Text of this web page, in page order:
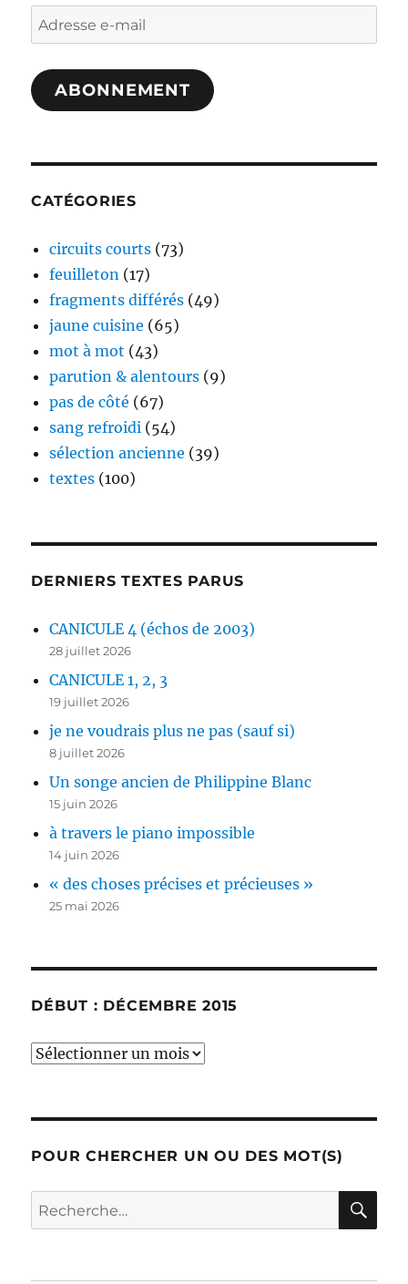
Adresse
e-
mail
ABONNEMENT
CATÉGORIES
circuits courts (73)
feuilleton (17)
fragments différés (49)
jaune cuisine (65)
mot à mot (43)
parution & alentours (9)
pas de côté (67)
sang refroidi (54)
sélection ancienne (39)
textes (100)
DERNIERS TEXTES PARUS
CANICULE 4 (échos de 2003)
28 juillet 2026
CANICULE 1, 2, 3
19 juillet 2026
je ne voudrais plus ne pas (sauf si)
8 juillet 2026
Un songe ancien de Philippine Blanc
15 juin 2026
à travers le piano impossible
14 juin 2026
« des choses précises et précieuses »
25 mai 2026
DÉBUT : DÉCEMBRE 2015
début
POUR CHERCHER UN OU DES MOT(S)
Recherche
pour :